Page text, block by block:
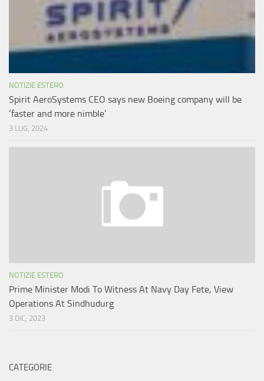
NOTIZIE ESTERO
Spirit AeroSystems CEO says new Boeing company will be
‘faster and more nimble’
3 LUG, 2024
NOTIZIE ESTERO
Prime Minister Modi To Witness At Navy Day Fete, View
Operations At Sindhudurg
3 DIC, 2023
CATEGORIE